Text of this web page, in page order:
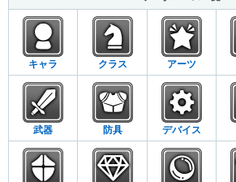
キャラ クラス アーツ
武器 防具 デバイス